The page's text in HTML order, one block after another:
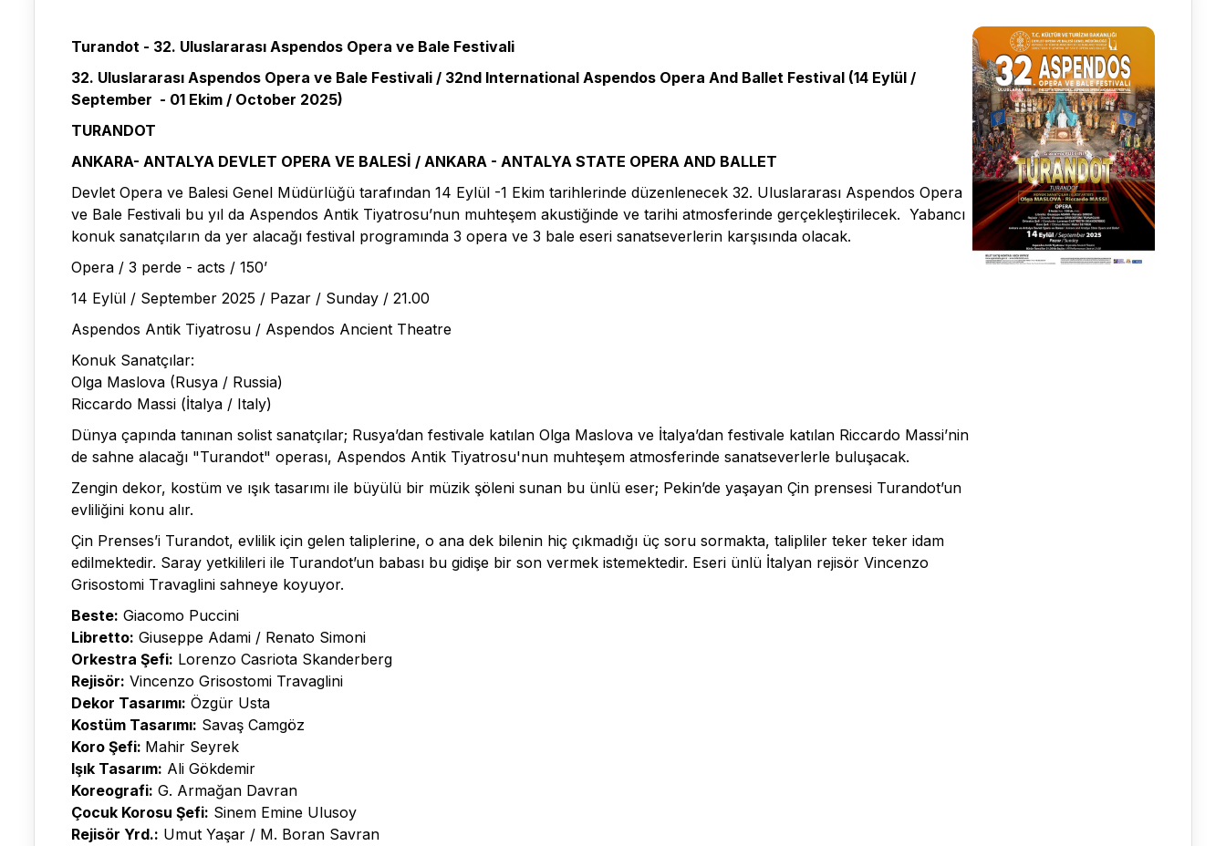
Turandot - 32. Uluslararası Aspendos Opera ve Bale Festivali
32. Uluslararası Aspendos Opera ve Bale Festivali / 32nd International Aspendos Opera And Ballet Festival (14 Eylül /
September - 01 Ekim / October 2025)
TURANDOT
ANKARA- ANTALYA DEVLET OPERA VE BALESİ / ANKARA - ANTALYA STATE OPERA AND BALLET
Devlet Opera ve Balesi Genel Müdürlüğü tarafından 14 Eylül -1 Ekim tarihlerinde düzenlenecek 32. Uluslararası Aspendos Opera
ve Bale Festivali bu yıl da Aspendos Antik Tiyatrosu’nun muhteşem akustiğinde ve tarihi atmosferinde gerçekleştirilecek. Yabancı
konuk sanatçıların da yer alacağı festival programında 3 opera ve 3 bale eseri sanatseverlerin karşısında olacak.
Opera / 3 perde - acts / 150’
14 Eylül / September 2025 / Pazar / Sunday / 21.00
Aspendos Antik Tiyatrosu / Aspendos Ancient Theatre
Konuk Sanatçılar:
Olga Maslova (Rusya / Russia)
Riccardo Massi (İtalya / Italy)
Dünya çapında tanınan solist sanatçılar; Rusya’dan festivale katılan Olga Maslova ve İtalya’dan festivale katılan Riccardo Massi’nin
de sahne alacağı "Turandot" operası, Aspendos Antik Tiyatrosu'nun muhteşem atmosferinde sanatseverlerle buluşacak.
Zengin dekor, kostüm ve ışık tasarımı ile büyülü bir müzik şöleni sunan bu ünlü eser; Pekin’de yaşayan Çin prensesi Turandot’un
evliliğini konu alır.
Çin Prenses’i Turandot, evlilik için gelen taliplerine, o ana dek bilenin hiç çıkmadığı üç soru sormakta, talipliler teker teker idam
edilmektedir. Saray yetkilileri ile Turandot’un babası bu gidişe bir son vermek istemektedir. Eseri ünlü İtalyan rejisör Vincenzo
Grisostomi Travaglini sahneye koyuyor.
Beste: Giacomo Puccini
Libretto: Giuseppe Adami / Renato Simoni
Orkestra Şefi: Lorenzo Casriota Skanderberg
Rejisör: Vincenzo Grisostomi Travaglini
Dekor Tasarımı: Özgür Usta
Kostüm Tasarımı: Savaş Camgöz
Koro Şefi: Mahir Seyrek
Işık Tasarım: Ali Gökdemir
Koreografi: G. Armağan Davran
Çocuk Korosu Şefi: Sinem Emine Ulusoy
Rejisör Yrd.: Umut Yaşar / M. Boran Savran